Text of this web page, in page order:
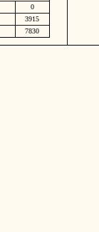
0
3915
7830